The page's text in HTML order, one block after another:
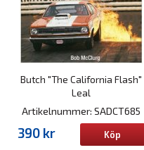
Butch "The California Flash"
Leal
Artikelnummer: SADCT685
390 kr Köp